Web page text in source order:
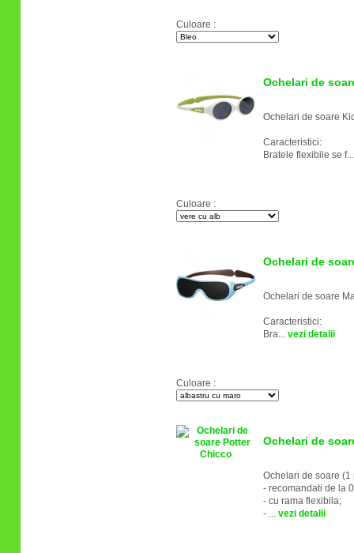
Culoare :
Ochelari de
Ochelari de soare
Caracteristici:
Bratele flexibile se
Culoare :
Ochelari de
Ochelari de soare
Caracteristici:
Bra... vezi detalii
Culoare :
Ochelari de
Ochelari de soare (1
- recomandati de la
- cu rama flexibila;
- ... vezi detalii